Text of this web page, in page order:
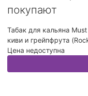
покупают
Табак для кальяна
киви и грейпфрута
Цена недоступна